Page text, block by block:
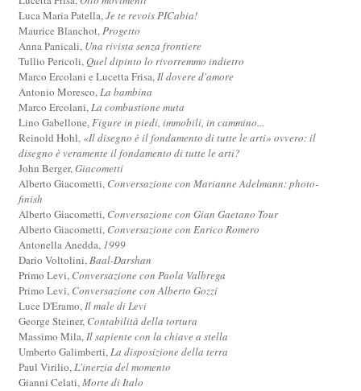
Luca Maria Patella,Je te revois PICabia!
Maurice Blanchot,Progetto
Anna Panicali, Una rivista senza frontiere
Tullio Pericoli,Quel dipinto lo rivorremmo indietro
Marco Ercolani e Lucetta Frisa,Il dovere d'amore
Antonio Moresco,La bambina
Marco Ercolani,La combustione muta
Lino Gabellone,Figure in piedi, immobili, in cammino...
Reinold Hohl, «Il disegno è il fondamento di tutte le arti» ovvero: il
disegno è veramente il fondamento di tutte le arti?
John Berger,Giacometti
Alberto Giacometti, Conversazione con Marianne Adelmann: photo-
finish
Alberto Giacometti, Conversazione con Gian Gaetano Tour
Alberto Giacometti, Conversazione con Enrico Romero
Antonella Anedda, 1999
Dario Voltolini,Baal-Darshan
Primo Levi, Conversazione con Paola Valbrega
Primo Levi, Conversazione con Alberto Gozzi
Luce D'Eramo,Il male di Levi
George Steiner, Contabilità della tortura
Massimo Mila,Il sapiente con la chiave a stella
Umberto Galimberti,La disposizione della terra
Paul Virilio,L'inerzia del momento
Gianni Celati,Morte di Italo